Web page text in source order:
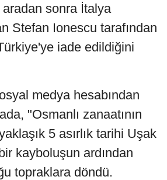
aradan sonra İtalya
Stefan Ionescu tarafından
iade edildiğini
medya hesabından
"Osmanlı zanaatının
5 asırlık tarihi Uşak
bir kayboluşun ardından
topraklara döndü.